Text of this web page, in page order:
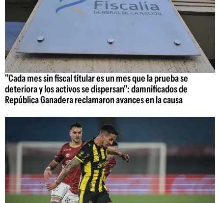
"Cada mes sin fiscal titular es un mes que la prueba se
deteriora y los activos se dispersan": damnificados de
República Ganadera reclamaron avances en la causa